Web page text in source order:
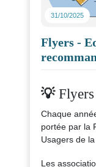
31/10/2025
Flyers -
💡Flyers
Chaque
portée par la
Usagers de la
Les